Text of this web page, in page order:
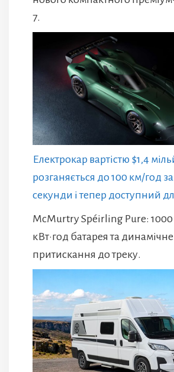
7.
Електрокар вартістю $1,4
розганяється до 100 км/год за
секунди і тепер доступний
McMurtry Spéirling Pure: 1000
кВт·год батарея та динамічне
притискання до треку.